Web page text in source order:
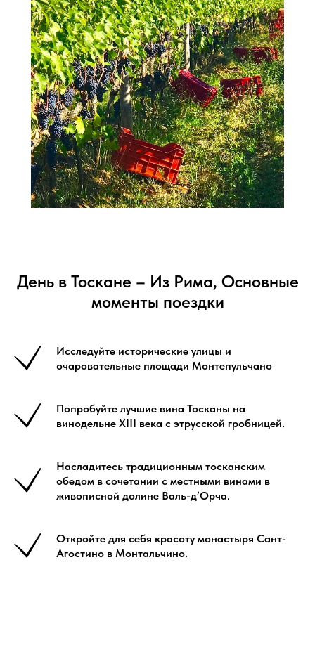
День в Тоскане – Из Рима, Основные
моменты поездки
Исследуйте исторические улицы и
очаровательные площади Монтепульчано
Попробуйте лучшие вина Тосканы на
винодельне XIII века с этрусской гробницей.
Насладитесь традиционным тосканским
обедом в сочетании с местными винами в
живописной долине Валь-д’Орча.
Откройте для себя красоту монастыря Сант-
Агостино в Монтальчино.